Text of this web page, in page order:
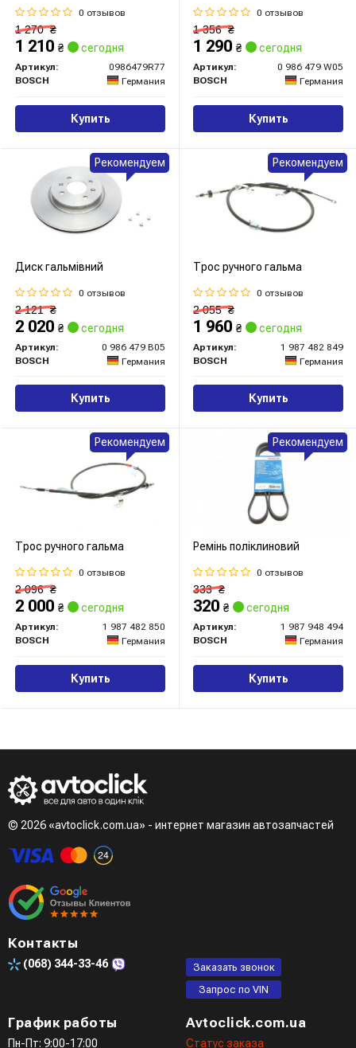
0 отзывов
1 270₴
1 210 ₴ сегодня
Артикул:
0986479R77
BOSCH
Германия
Купить
0 отзывов
1 356₴
1 290 ₴ сегодня
Артикул:
0 986 479 W05
BOSCH
Германия
Купить
Диск гальмівний
0 отзывов
2 121₴
2 020 ₴ сегодня
Артикул:
0 986 479 B05
BOSCH
Германия
Купить
Рекомендуем
Трос ручного гальма
0 отзывов
2 055₴
1 960 ₴ сегодня
Артикул:
1 987 482 849
BOSCH
Германия
Купить
Рекомендуем
Трос ручного гальма
0 отзывов
2 096₴
2 000 ₴ сегодня
Артикул:
1 987 482 850
BOSCH
Германия
Купить
Рекомендуем
Ремінь поліклиновий
0 отзывов
333₴
320 ₴ сегодня
Артикул:
1 987 948 494
BOSCH
Германия
Купить
Рекомендуем
© 2026 «avtoclick.com.ua» - интернет магазин автозапчастей
Контакты
(068) 344-33-46
Заказать звонок
Запрос по VIN
График работы
Пн-Пт: 9:00-17:00
Avtoclick.com.ua
Статус заказа